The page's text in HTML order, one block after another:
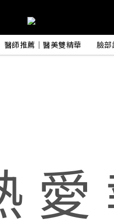
醫師推薦｜醫美雙精華 臉部
愛